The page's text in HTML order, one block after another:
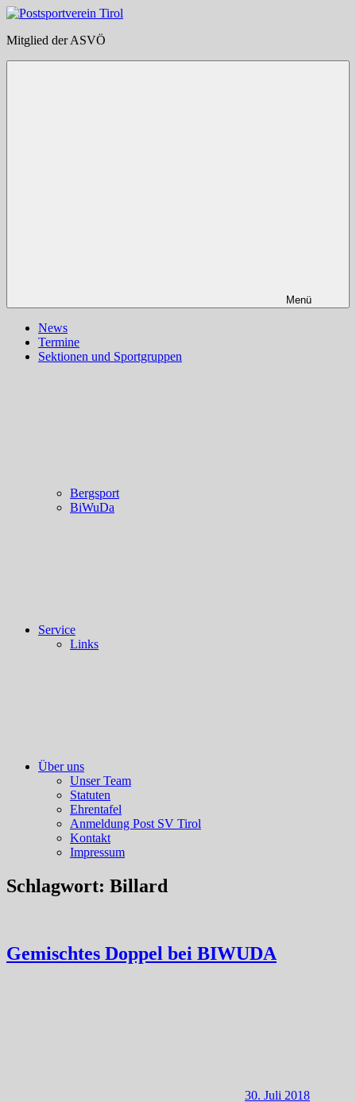
Zum
springen
Postsportverein
Mitglied der ASVÖ
Menü
News
Termine
Sektionen und Sportgruppen
Bergsport
BiWuDa
Service
Links
Über uns
Unser Team
Statuten
Ehrentafel
Anmeldung Post SV Tirol
Kontakt
Impressum
Schlagwort: Billard
Gemischtes Doppel bei BIWUDA
30. Juli 2018